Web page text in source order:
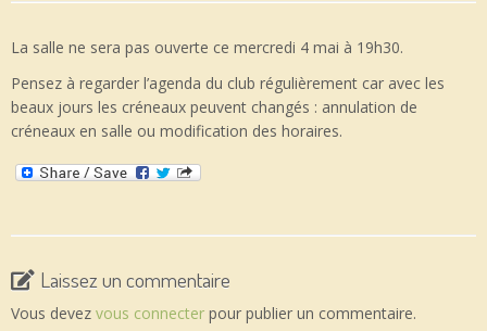
La salle ne sera pas ouverte ce mercredi 4 mai à 19h30.
Pensez à regarder l’agenda du club régulièrement car avec les
beaux jours les créneaux peuvent changés : annulation de
créneaux en salle ou modification des horaires.
Laissez un commentaire
Vous devez vous connecter pour publier un commentaire.